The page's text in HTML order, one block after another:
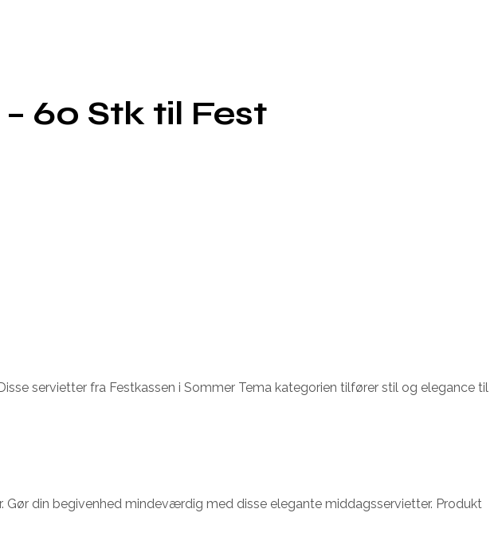
60 Stk til Fest
servietter fra Festkassen i Sommer Tema kategorien tilfører stil og elegance til
din begivenhed mindeværdig med disse elegante middagsservietter. Produkt